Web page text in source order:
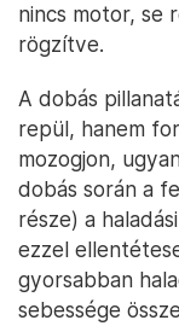
nincs motor, se
rögzítve.
A dobás
repül, hanem
mozogjon,
dobás során a
része) a
ezzel
gyorsabban
sebessége